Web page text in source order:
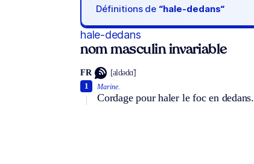
Définitions de “hale-dedans“
hale-dedans
nom masculin invariable
FR [aldədɑ̃]
Marine.
Cordage pour haler le foc en dedans.
1